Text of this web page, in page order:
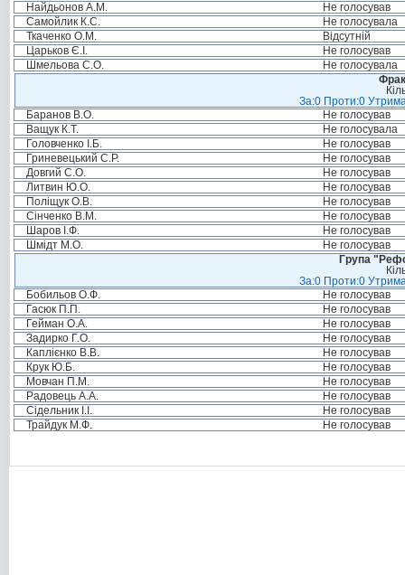
Найдьонов А.М.
Не голосував
Самойлик К.С.
Не голосувала
Ткаченко О.М.
Відсутній
Царьков Є.І.
Не голосував
Шмельова С.О.
Не голосувала
За:0 Проти:0
Баранов В.О.
Не голосував
Ващук К.Т.
Не голосувала
Головченко І.Б.
Не голосував
Гриневецький С.Р.
Не голосував
Довгий С.О.
Не голосував
Литвин Ю.О.
Не голосував
Поліщук О.В.
Не голосував
Сінченко В.М.
Не голосував
Шаров І.Ф.
Не голосував
Шмідт М.О.
Не голосував
Група
За:0 Проти:0
Бобильов О.Ф.
Не голосував
Гасюк П.П.
Не голосував
Гейман О.А.
Не голосував
Задирко Г.О.
Не голосував
Каплієнко В.В.
Не голосував
Крук Ю.Б.
Не голосував
Мовчан П.М.
Не голосував
Радовець А.А.
Не голосував
Сідельник І.І.
Не голосував
Трайдук М.Ф.
Не голосував